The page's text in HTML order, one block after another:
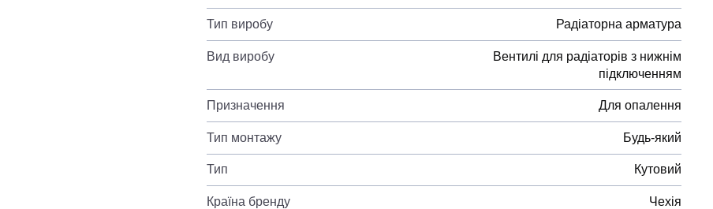
Тип виробу Радіаторна арматура
Вид виробу
Вентилі для радіаторів з нижнім
підключенням
Призначення Для опалення
Тип монтажу Будь-який
Тип Кутовий
Країна бренду Чехія